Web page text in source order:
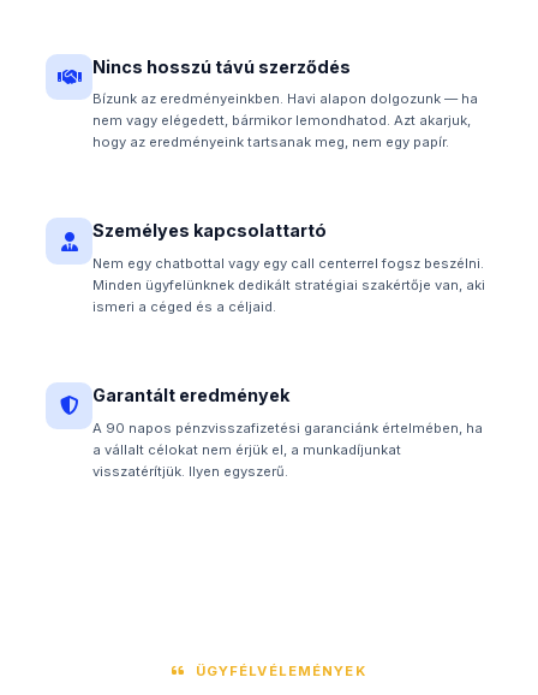
Nincs hosszú távú szerződés
Bízunk az eredményeinkben. Havi alapon dolgozunk — ha
nem vagy elégedett, bármikor lemondhatod. Azt akarjuk,
hogy az eredményeink tartsanak meg, nem egy papír.
Személyes kapcsolattartó
Nem egy chatbottal vagy egy call centerrel fogsz beszélni.
Minden ügyfelünknek dedikált stratégiai szakértője van, aki
ismeri a céged és a céljaid.
Garantált eredmények
A 90 napos pénzvisszafizetési garanciánk értelmében, ha
a vállalt célokat nem érjük el, a munkadíjunkat
visszatérítjük. Ilyen egyszerű.
ÜGYFÉLVÉLEMÉNYEK